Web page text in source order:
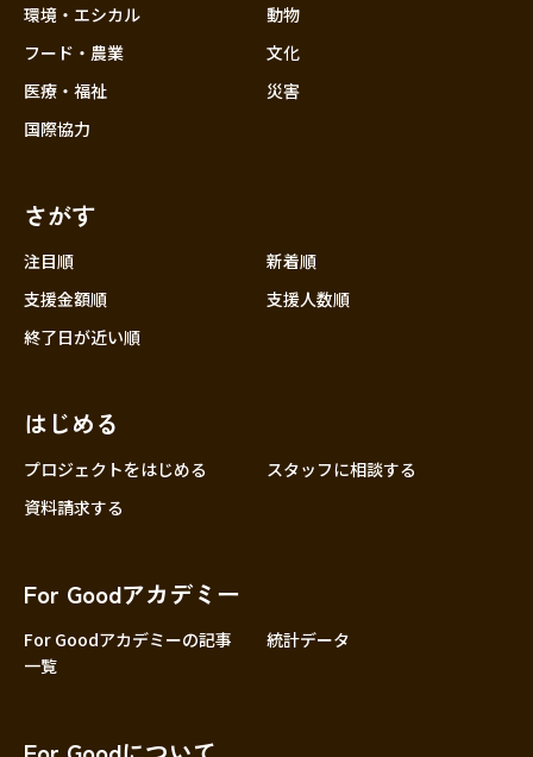
環境・エシカル
フード・農業
医療・福祉
国際協力
動物
文化
災害
さがす
注目順
新着順
支援金額順
支援人数順
終了日が近い順
はじめる
プロジェクトをはじめる
スタッフに相談する
資料請求する
For Goodアカデミー
For Goodアカデミーの記事
一覧
統計データ